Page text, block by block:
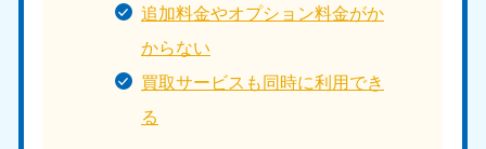
追加料金やオプション料金がか
からない
買取サービスも同時に利用でき
る